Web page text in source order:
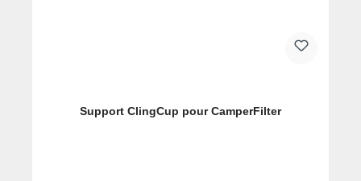
Support ClingCup pour CamperFilter